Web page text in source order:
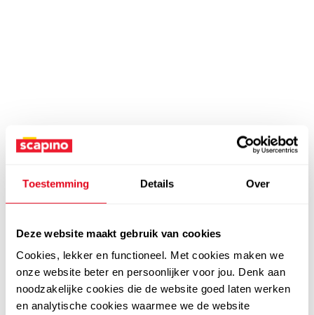
Toestemming Details Over
Deze website maakt gebruik van cookies
Cookies, lekker en functioneel. Met cookies maken we
onze website beter en persoonlijker voor jou. Denk aan
noodzakelijke cookies die de website goed laten werken
en analytische cookies waarmee we de website